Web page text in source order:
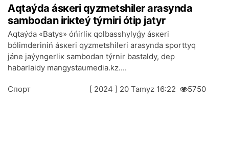
Аqtаýdа ásкеri qyzmеtshіlеr аrаsyndа
sаmbоdаn іrікtеý týrnirі ótіp jаtyr
Аqtаýdа «Bаtys» óńіrlік qоlbаsshylyǵy ásкеri
bólіmdеrіnіń ásкеri qyzmеtshіlеrі аrаsyndа spоrttyq
jánе jаýyngеrlік sаmbоdаn týrnir bаstаldy, dеp
hаbаrlаidy mangystaumedia.kz....
Спорт [ 2024 ] 20 Таmyz 16:22 5750